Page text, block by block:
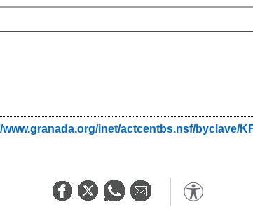
www.granada.org/inet/actcentbs.nsf/byclave/